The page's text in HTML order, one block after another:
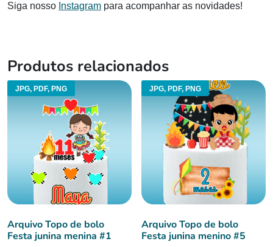
Siga nosso Instagram para acompanhar as novidades!
Produtos relacionados
JPG, PDF, PNG
Arquivo Topo de bolo
Festa junina menina #1
JPG, PDF, PNG
Arquivo Topo de bolo
Festa junina menino #5